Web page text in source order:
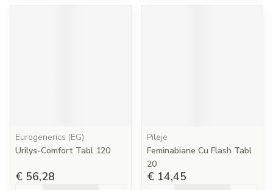
Eurogenerics (EG)
Urilys-Comfort Tabl 120
€ 56,28
Pileje
Feminabiane Cu Flash Tabl
20
€ 14,45